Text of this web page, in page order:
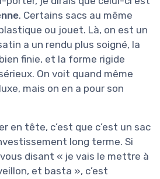
. Certains sacs au même
ou jouet. Là, on est un
a un rendu plus soigné, la
finie, et la forme rigide
On voit quand même
mais on en a pour son
en tête, c’est que c’est un sac
long terme. Si
disant « je vais le mettre à
et basta », c’est